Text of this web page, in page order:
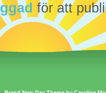
för att